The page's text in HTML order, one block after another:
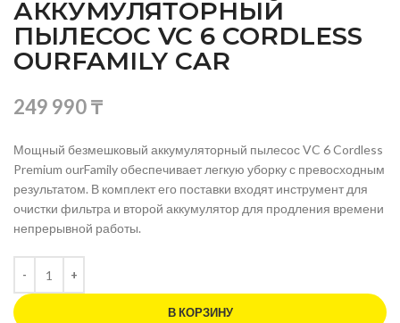
АККУМУЛЯТОРНЫЙ
ПЫЛЕСОС VC 6 CORDLESS
OURFAMILY CAR
249 990₸
Мощный безмешковый аккумуляторный пылесос VC 6 Cordless
Premium ourFamily обеспечивает легкую уборку с превосходным
результатом. В комплект его поставки входят инструмент для
очистки фильтра и второй аккумулятор для продления времени
непрерывной работы.
В КОРЗИНУ